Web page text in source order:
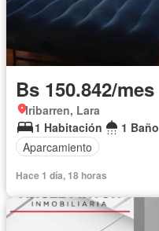
Bs 150.842/mes
Iribarren, Lara
1 Habitación
1 Baño
Aparcamiento
Hace 1 día, 18 horas